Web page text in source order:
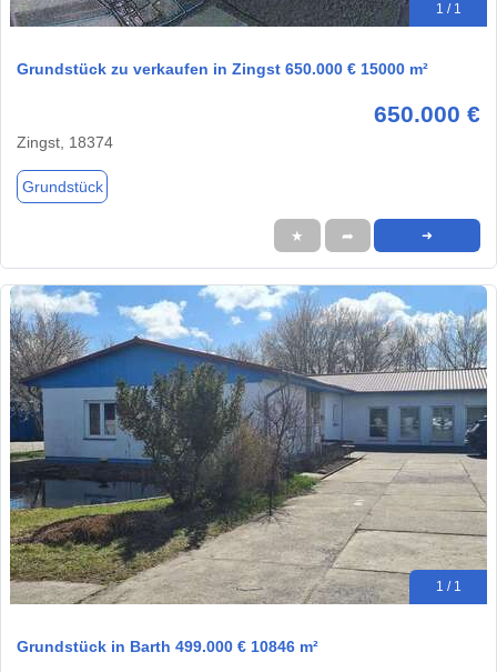
1 / 1
Grundstück zu verkaufen in Zingst 650.000 € 15000 m²
650.000 €
Zingst, 18374
Grundstück
★ ➦ ➜
1 / 1
Grundstück in Barth 499.000 € 10846 m²